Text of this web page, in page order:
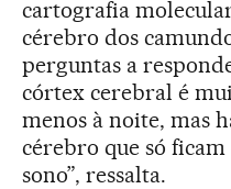
cartografia
cérebro dos
perguntas a
córtex cerebral é
menos à noite, mas
cérebro que só
sono”, ressalta.